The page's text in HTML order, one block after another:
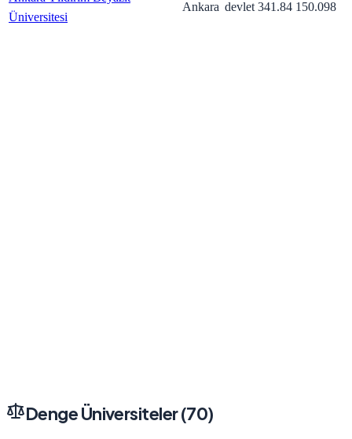
Üniversitesi
Ankara devlet 341.84 150.098
Denge Üniversiteler (70)